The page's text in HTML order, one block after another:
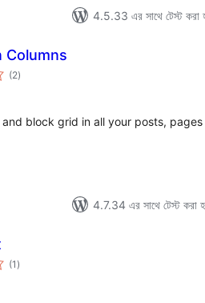
4.5.33 এর সাথে টেস্ট করা
Columns
(2total
ratings
)
block grid in all your posts,
4.7.34 এর সাথে টেস্ট করা
(1 total
ratings
)